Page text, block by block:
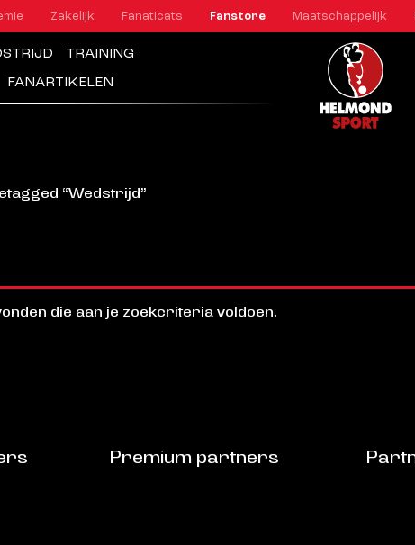
Zakelijk Fanaticats Fanstore Maatschappelijk
TRAINING
FANARTIKELEN
“Wedstrijd”
die aan je zoekcriteria voldoen.
Premium partners